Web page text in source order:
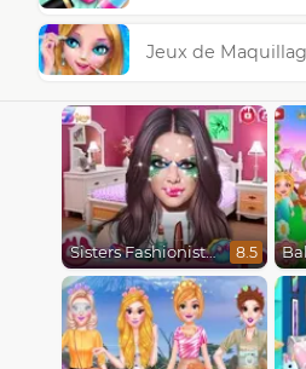
Jeux de
Sisters Fashionista Makeup 8.5